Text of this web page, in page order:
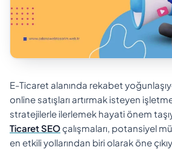
E-Ticaret alanında rekabet
online satışları artırmak isteyen
stratejilerle ilerlemek hayati önem
Ticaret SEOçalışmaları, potansiyel
en etkili yollarından biri olarak öne